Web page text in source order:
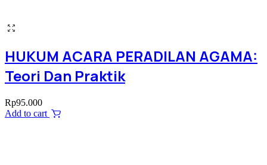
HUKUM ACARA PERADILAN AGAMA:
Teori Dan Praktik
Rp95.000
Add to cart